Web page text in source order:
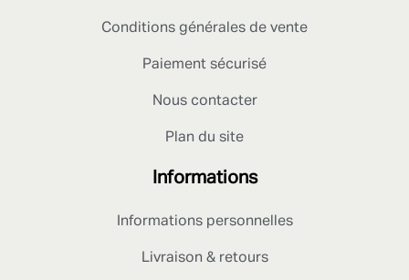
Conditions générales de vente
Paiement sécurisé
Nous contacter
Plan du site
Informations
Informations personnelles
Livraison & retours